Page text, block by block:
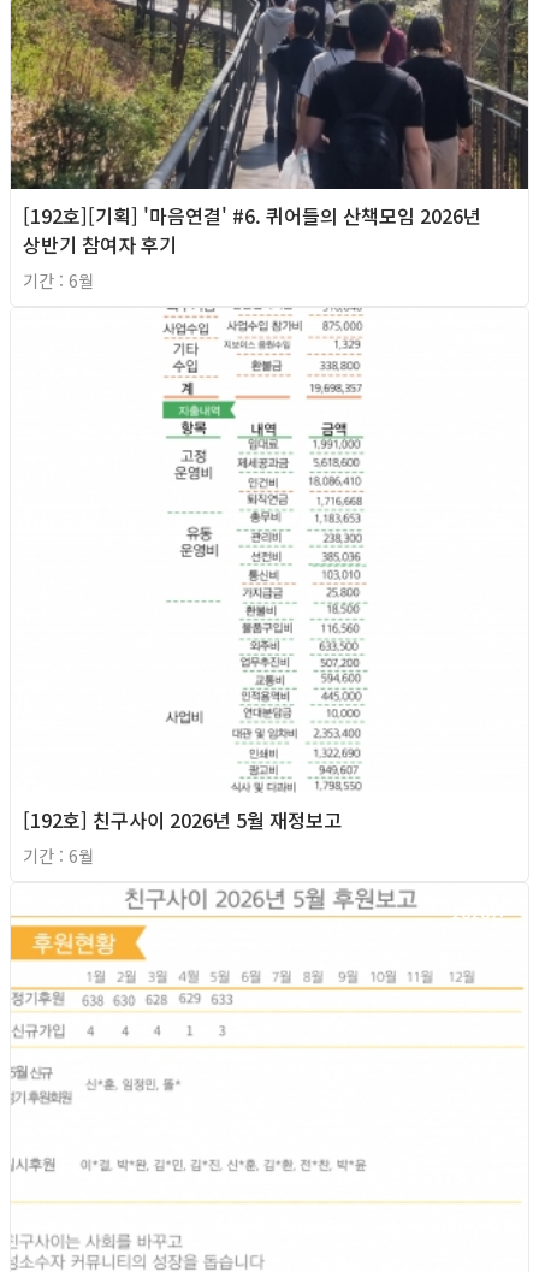
[192호][기획] '마음연결' #6. 퀴어들의 산책모임 2026년
상반기 참여자 후기
기간 : 6월
[192호] 친구사이 2026년 5월 재정보고
기간 : 6월
2026년